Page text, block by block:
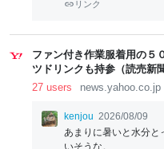
リンク
ファン付き作業服着用の５
ツドリンクも持参（読売新
27 users
news.yahoo.co.jp
kenjou 2026/08/09
あまりに暑いと水分と
いそうな。